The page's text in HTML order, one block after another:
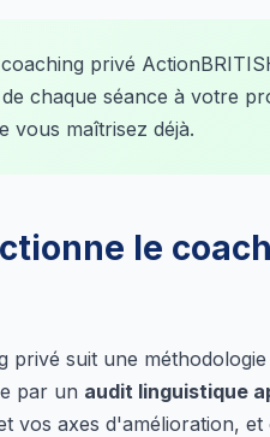
privé
chaque séance à votre
vous maîtrisez déjà.
le
privé suit une
par un audit linguistique
vos axes d'amélioration,